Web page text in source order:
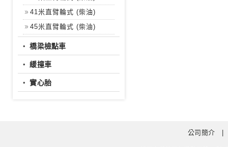
41米直臂輪式 (柴油)
45米直臂輪式 (柴油)
‧橋梁檢點車
‧緩撞車
‧實心胎
公司簡介